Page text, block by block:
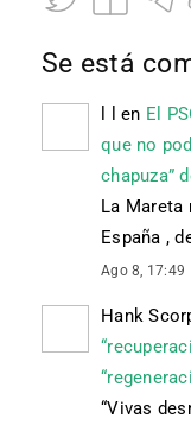
Se está
en El
que no
chapuza”
La Mareta
España ,
Ago 8, 17:49
Hank
“Vivas